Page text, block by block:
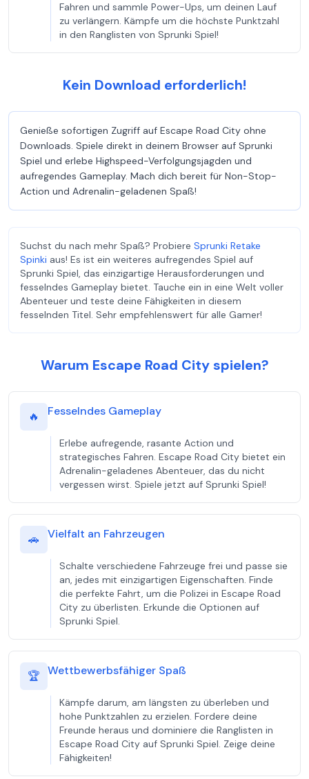
Fahren und sammle Power-Ups, um deinen Lauf
zu verlängern. Kämpfe um die höchste Punktzahl
in den Ranglisten von Sprunki Spiel!
Kein Download erforderlich!
Genieße sofortigen Zugriff auf Escape Road City ohne
Downloads. Spiele direkt in deinem Browser auf Sprunki
Spiel und erlebe Highspeed-Verfolgungsjagden und
aufregendes Gameplay. Mach dich bereit für Non-Stop-
Action und Adrenalin-geladenen Spaß!
Suchst du nach mehr Spaß? Probiere Sprunki Retake
Spinki aus! Es ist ein weiteres aufregendes Spiel auf
Sprunki Spiel, das einzigartige Herausforderungen und
fesselndes Gameplay bietet. Tauche ein in eine Welt voller
Abenteuer und teste deine Fähigkeiten in diesem
fesselnden Titel. Sehr empfehlenswert für alle Gamer!
Warum Escape Road City spielen?
🔥 Fesselndes Gameplay
Erlebe aufregende, rasante Action und
strategisches Fahren. Escape Road City bietet ein
Adrenalin-geladenes Abenteuer, das du nicht
vergessen wirst. Spiele jetzt auf Sprunki Spiel!
🚗 Vielfalt an Fahrzeugen
Schalte verschiedene Fahrzeuge frei und passe sie
an, jedes mit einzigartigen Eigenschaften. Finde
die perfekte Fahrt, um die Polizei in Escape Road
City zu überlisten. Erkunde die Optionen auf
Sprunki Spiel.
🏆 Wettbewerbsfähiger Spaß
Kämpfe darum, am längsten zu überleben und
hohe Punktzahlen zu erzielen. Fordere deine
Freunde heraus und dominiere die Ranglisten in
Escape Road City auf Sprunki Spiel. Zeige deine
Fähigkeiten!